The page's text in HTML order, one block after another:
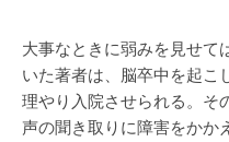
大事なときに弱みを見せて
いた著者は、脳卒中を起こ
理やり入院させられる。そ
声の聞き取りに障害をかか